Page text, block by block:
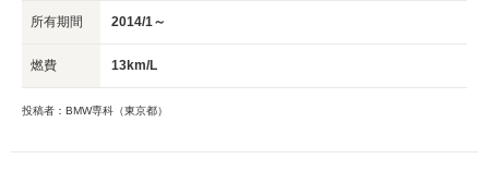
所有期間 2014/1～
燃費 13km/L
投稿者：BMW専科（東京都）